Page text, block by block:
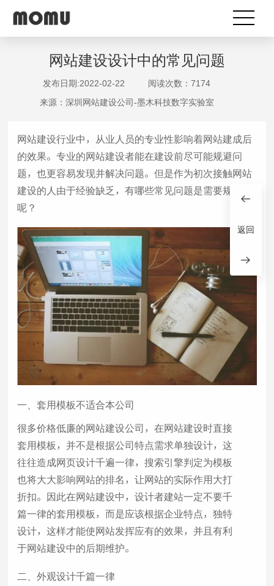
网站建设设计中的常见问题
发布日期:2022-02-22 阅读次数：7174
来源：深圳网站建设公司-墨木科技数字实验室
网站建设行业中，从业人员的专业性影响着网站建成后
的效果。专业的网站建设者能在建设前尽可能规避问
题，也更容易发现并解决问题。但是作为初次接触网站
建设的人由于经验缺乏，有哪些常见问题是需要规避的
呢？
一、套用模板不适合本公司
很多价格低廉的网站建设公司，在网站建设时直接
套用模板，并不是根据公司特点需求单独设计，这
往往造成网页设计千遍一律，搜索引擎判定为模板
也将大大影响网站的排名，让网站的实际作用大打
折扣。因此在网站建设中，设计者建站一定不要千
篇一律的套用模板，而是应该根据企业特点，独特
设计，这样才能使网站发挥应有的效果，并且有利
于网站建设中的后期维护。
二、外观设计千篇一律
返回